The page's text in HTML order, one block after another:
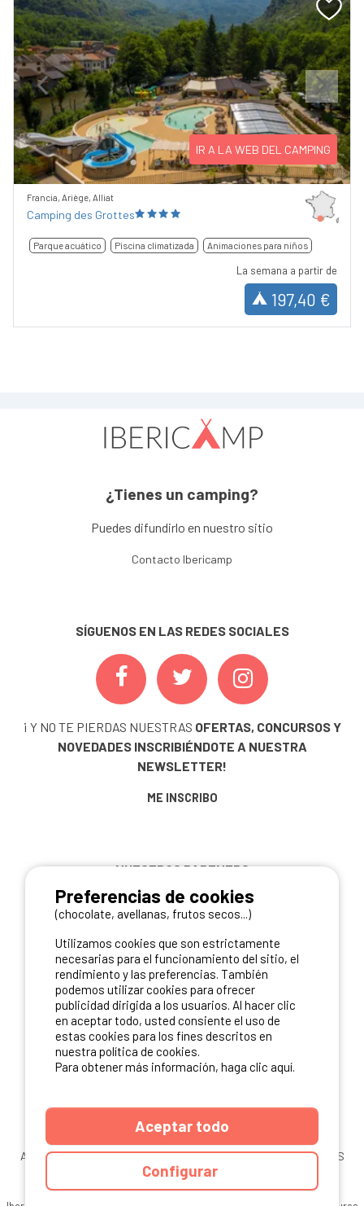
Previous Next
IR A LA WEB DEL CAMPING
Francia, Ariège, Alliat
Camping des Grottes
Parque acuático Piscina climatizada Animaciones para niños
La semana a partir de
197,40 €
¿Tienes un camping?
Puedes difundirlo en nuestro sitio
Contacto Ibericamp
SÍGUENOS EN LAS REDES SOCIALES
¡ Y NO TE PIERDAS NUESTRAS OFERTAS, CONCURSOS Y
NOVEDADES INSCRIBIÉNDOTE A NUESTRA
NEWSLETTER!
ME INSCRIBO
NUESTROS PARTNERS
ANUARIO CGU DEL SITIO MENCIONES LEGALES
COOKIES
CARTA DE CONFIDENCIALIDAD
Preferencias de cookies
(chocolate, avellanas, frutos secos...)
Utilizamos cookies que son estrictamente
necesarias para el funcionamiento del sitio, el
rendimiento y las preferencias. También
podemos utilizar cookies para ofrecer
publicidad dirigida a los usuarios. Al hacer clic
en aceptar todo, usted consiente el uso de
estas cookies para los fines descritos en
nuestra política de cookies.
Para obtener más información, haga clic aquí.
Aceptar todo
Configurar